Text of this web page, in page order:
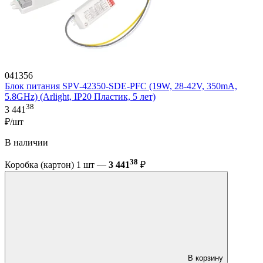
041356
Блок питания SPV-42350-SDE-PFC (19W, 28-42V, 350mA,
5.8GHz) (Arlight, IP20 Пластик, 5 лет)
3 441 38
₽/шт
В наличии
Коробка (картон) 1 шт — 3 44138 ₽
В корзину